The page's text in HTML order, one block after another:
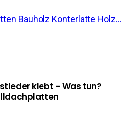
Bauholz Konterlatte Holz...
klebt – Was tun?